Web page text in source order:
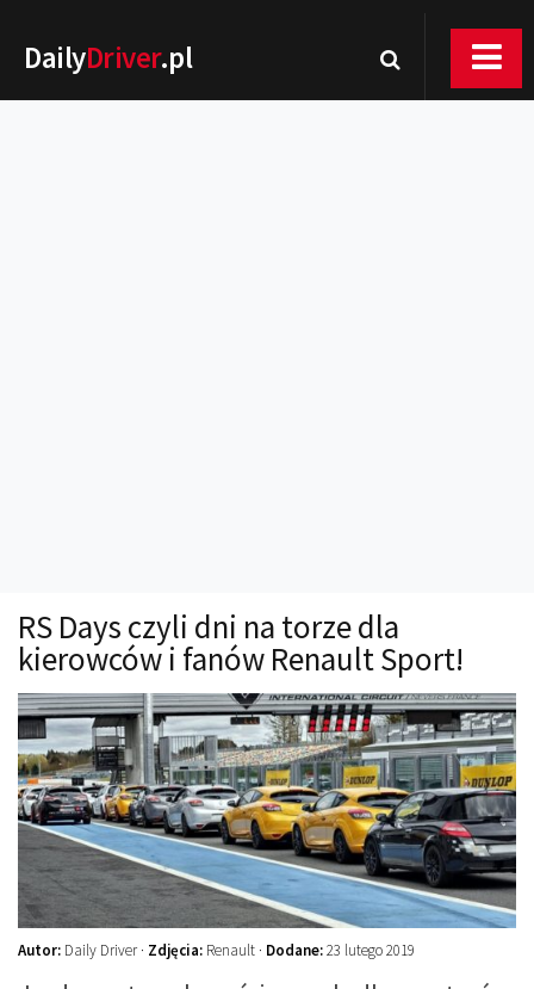
DailyDriver.pl
Technika jazdy
Oświetlenie
Kalkulatory
Przelicznik mocy
Auto z niemiec
Galerie
RS Days czyli dni na torze dla
kierowców i fanów Renault Sport!
Autor: Daily Driver · Zdjęcia: Renault · Dodane:23 lutego 2019